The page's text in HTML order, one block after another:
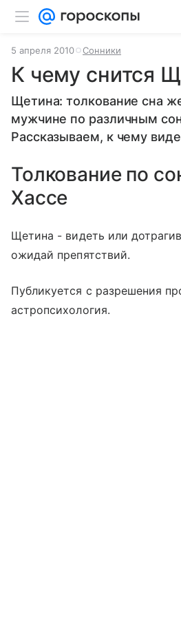
5 апреля 2010 Сонники
К чему снится
Щетина: толкование сна
мужчине по различным
Рассказываем, к чему
Толкование по
Хассе
Щетина - видеть или
ожидай препятствий.
Публикуется с разрешения
астропсихология.